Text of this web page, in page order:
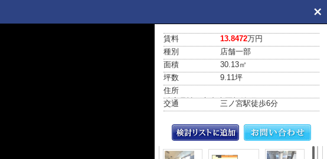
賃料 13.8472万円
種別
店舗一部
面積
30.13㎡
坪数
9.11坪
住所
兵庫県神戸市中央区加納町４丁目7-11
交通 三ノ宮駅徒歩6分